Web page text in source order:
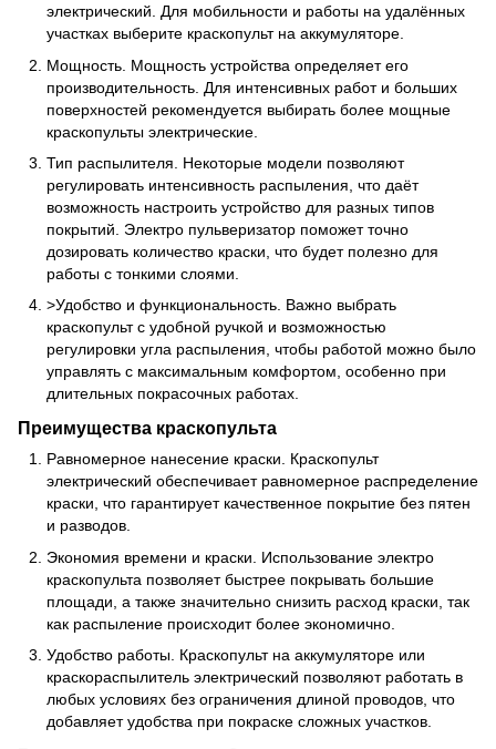
электрический. Для мобильности и работы на удалённых
участках выберите краскопульт на аккумуляторе.
Мощность. Мощность устройства определяет его
производительность. Для интенсивных работ и больших
поверхностей рекомендуется выбирать более мощные
краскопульты электрические.
Тип распылителя. Некоторые модели позволяют
регулировать интенсивность распыления, что даёт
возможность настроить устройство для разных типов
покрытий. Электро пульверизатор поможет точно
дозировать количество краски, что будет полезно для
работы с тонкими слоями.
>Удобство и функциональность. Важно выбрать
краскопульт с удобной ручкой и возможностью
регулировки угла распыления, чтобы работой можно было
управлять с максимальным комфортом, особенно при
длительных покрасочных работах.
Преимущества краскопульта
Равномерное нанесение краски. Краскопульт
электрический обеспечивает равномерное распределение
краски, что гарантирует качественное покрытие без пятен
и разводов.
Экономия времени и краски. Использование электро
краскопульта позволяет быстрее покрывать большие
площади, а также значительно снизить расход краски, так
как распыление происходит более экономично.
Удобство работы. Краскопульт на аккумуляторе или
краскораспылитель электрический позволяют работать в
любых условиях без ограничения длиной проводов, что
добавляет удобства при покраске сложных участков.